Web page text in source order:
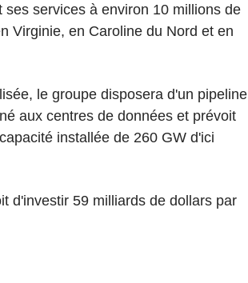
services à environ 10 millions de
Virginie, en Caroline du Nord et en
le groupe disposera d'un pipeline
aux centres de données et prévoit
installée de 260 GW d'ici
d'investir 59 milliards de dollars par